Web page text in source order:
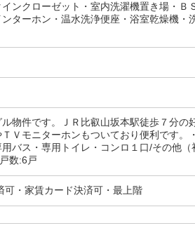
ンクローゼット・室内洗濯機置き場・Ｂ
ターホン・温水洗浄便座・浴室乾燥機・
物件です。ＪＲ比叡山坂本駅徒歩７分の
Ｖモニターホンもついており便利です
バス・専用トイレ・コンロ１口/その他
数:6戸
・家賃カード決済可・最上階